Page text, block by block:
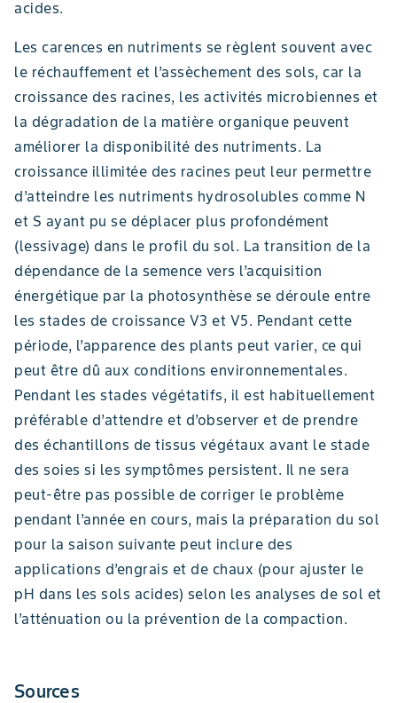
acides.
Les carences en nutriments se règlent souvent avec
le réchauffement et l’assèchement des sols, car la
croissance des racines, les activités microbiennes et
la dégradation de la matière organique peuvent
améliorer la disponibilité des nutriments. La
croissance illimitée des racines peut leur permettre
d’atteindre les nutriments hydrosolubles comme N
et S ayant pu se déplacer plus profondément
(lessivage) dans le profil du sol. La transition de la
dépendance de la semence vers l’acquisition
énergétique par la photosynthèse se déroule entre
les stades de croissance V3 et V5. Pendant cette
période, l’apparence des plants peut varier, ce qui
peut être dû aux conditions environnementales.
Pendant les stades végétatifs, il est habituellement
préférable d’attendre et d’observer et de prendre
des échantillons de tissus végétaux avant le stade
des soies si les symptômes persistent. Il ne sera
peut-être pas possible de corriger le problème
pendant l’année en cours, mais la préparation du sol
pour la saison suivante peut inclure des
applications d’engrais et de chaux (pour ajuster le
pH dans les sols acides) selon les analyses de sol et
l’atténuation ou la prévention de la compaction.
Sources